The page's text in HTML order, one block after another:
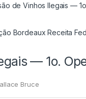
de Vinhos Ilegais —
— 1o.
Bruce